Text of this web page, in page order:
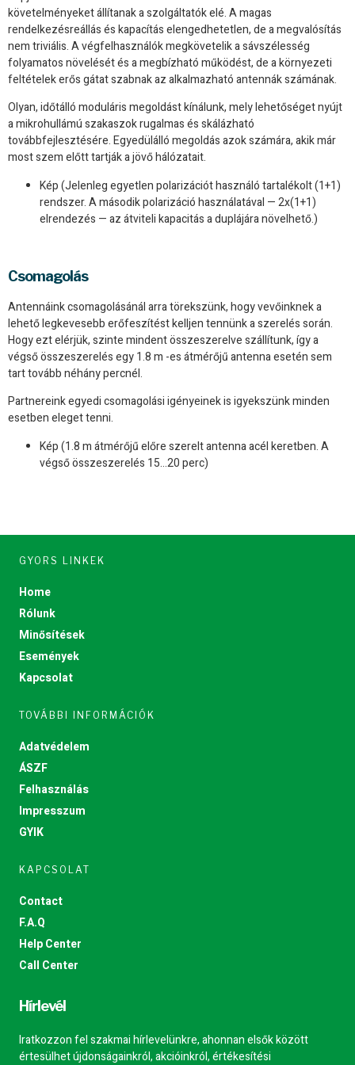
követelményeket állítanak a szolgáltatók elé. A magas
rendelkezésreállás és kapacítás elengedhetetlen, de a megvalósítás
nem triviális. A végfelhasználók megkövetelik a sávszélesség
folyamatos növelését és a megbízható működést, de a környezeti
feltételek erős gátat szabnak az alkalmazható antennák számának.
Olyan, időtálló moduláris megoldást kínálunk, mely lehetőséget nyújt
a mikrohullámú szakaszok rugalmas és skálázható
továbbfejlesztésére. Egyedülálló megoldás azok számára, akik már
most szem előtt tartják a jövő hálózatait.
Kép (Jelenleg egyetlen polarizációt használó tartalékolt (1+1)
rendszer. A második polarizáció használatával — 2x(1+1)
elrendezés — az átviteli kapacitás a duplájára növelhető.)
Csomagolás
Antennáink csomagolásánál arra törekszünk, hogy vevőinknek a
lehető legkevesebb erőfeszítést kelljen tennünk a szerelés során.
Hogy ezt elérjük, szinte mindent összeszerelve szállítunk, így a
végső összeszerelés egy 1.8 m -es átmérőjű antenna esetén sem
tart tovább néhány percnél.
Partnereink egyedi csomagolási igényeinek is igyekszünk minden
esetben eleget tenni.
Kép (1.8 m átmérőjű előre szerelt antenna acél keretben. A
végső összeszerelés 15…20 perc)
GYORS LINKEK
Home
Rólunk
Minősítések
Események
Kapcsolat
TOVÁBBI INFORMÁCIÓK
Adatvédelem
ÁSZF
Felhasználás
Impresszum
GYIK
KAPCSOLAT
Contact
F.A.Q
Help Center
Call Center
Hírlevél
Iratkozzon fel szakmai hírlevelünkre, ahonnan elsők között
értesülhet újdonságainkról, akcióinkról, értékesítési